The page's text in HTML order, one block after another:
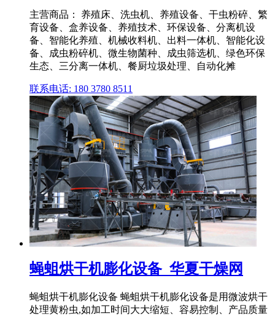
主营商品： 养殖床、洗虫机、养殖设备、干虫粉碎、繁
育设备、盒养设备、养殖技术、环保设备、分离机设
备、智能化养殖、机械收料机、出料一体机、智能化设
备、成虫粉碎机、微生物菌种、成虫筛选机、绿色环保
生态、三分离一体机、餐厨垃圾处理、自动化摊
联系电话: 180 3780 8511
蝇蛆烘干机膨化设备_华夏干燥网
蝇蛆烘干机膨化设备 蝇蛆烘干机膨化设备是用微波烘干
处理黄粉虫,如加工时间大大缩短、容易控制、产品质量